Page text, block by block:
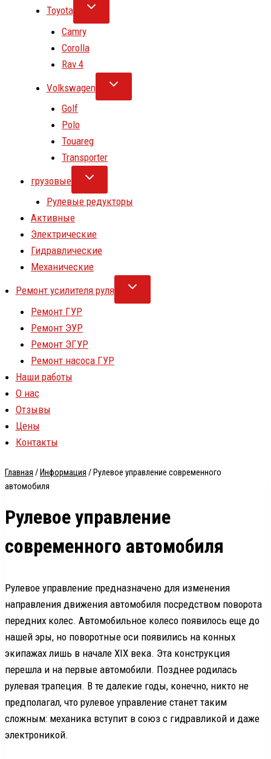
Toyota
Camry
Corolla
Rav 4
Volkswagen
Golf
Polo
Touareg
Transporter
грузовые
Рулевые редукторы
Активные
Электрические
Гидравлические
Механические
Ремонт усилителя руля
Ремонт ГУР
Ремонт ЭУР
Ремонт ЭГУР
Ремонт насоса ГУР
Наши работы
О нас
Отзывы
Цены
Контакты
Главная / Информация / Рулевое управление современного
автомобиля
Рулевое управление
современного автомобиля
Рулевое управление предназначено для изменения
направления движения автомобиля посредством поворота
передних колес. Автомобильное колесо появилось еще до
нашей эры, но поворотные оси появились на конных
экипажах лишь в начале XIX века. Эта конструкция
перешла и на первые автомобили. Позднее родилась
рулевая трапеция. В те далекие годы, конечно, никто не
предполагал, что рулевое управление станет таким
сложным: механика вступит в союз с гидравликой и даже
электроникой.